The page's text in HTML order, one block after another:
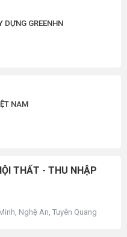
DỰNG GREENHN
NAM
THẤT - THU NHẬP
Nghệ An, Tuyên Quang